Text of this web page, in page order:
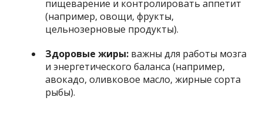
пищеварение и контролировать аппетит
(например, овощи, фрукты,
цельнозерновые продукты).
Здоровые жиры: важны для работы мозга
и энергетического баланса (например,
авокадо, оливковое масло, жирные сорта
рыбы).